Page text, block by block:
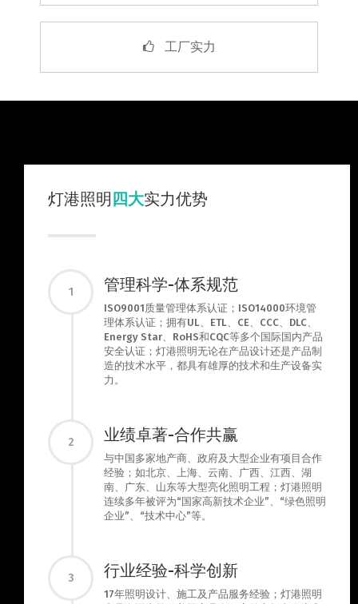
工厂实力
灯港照明四大实力优势
1 管理科学-体系规范
ISO9001质量管理体系认证；ISO14000环境管
理体系认证；拥有UL、ETL、CE、CCC、DLC、
Energy Star、RoHS和CQC等多个国际国内产品
安全认证；灯港照明无论在产品设计还是产品制
造的技术水平，都具有雄厚的技术和生产设备实
力。
2 业绩卓著-合作共赢
与中国多家地产商、政府及大型企业有项目合作
经验；如北京、上海、云南、广西、江西、湖
南、广东、山东等大型亮化照明工程；灯港照明
连续多年被评为“国家高新技术企业”、“绿色照明
企业”、“技术中心”等。
3 行业经验-科学创新
17年照明设计、施工及产品服务经验；灯港照明